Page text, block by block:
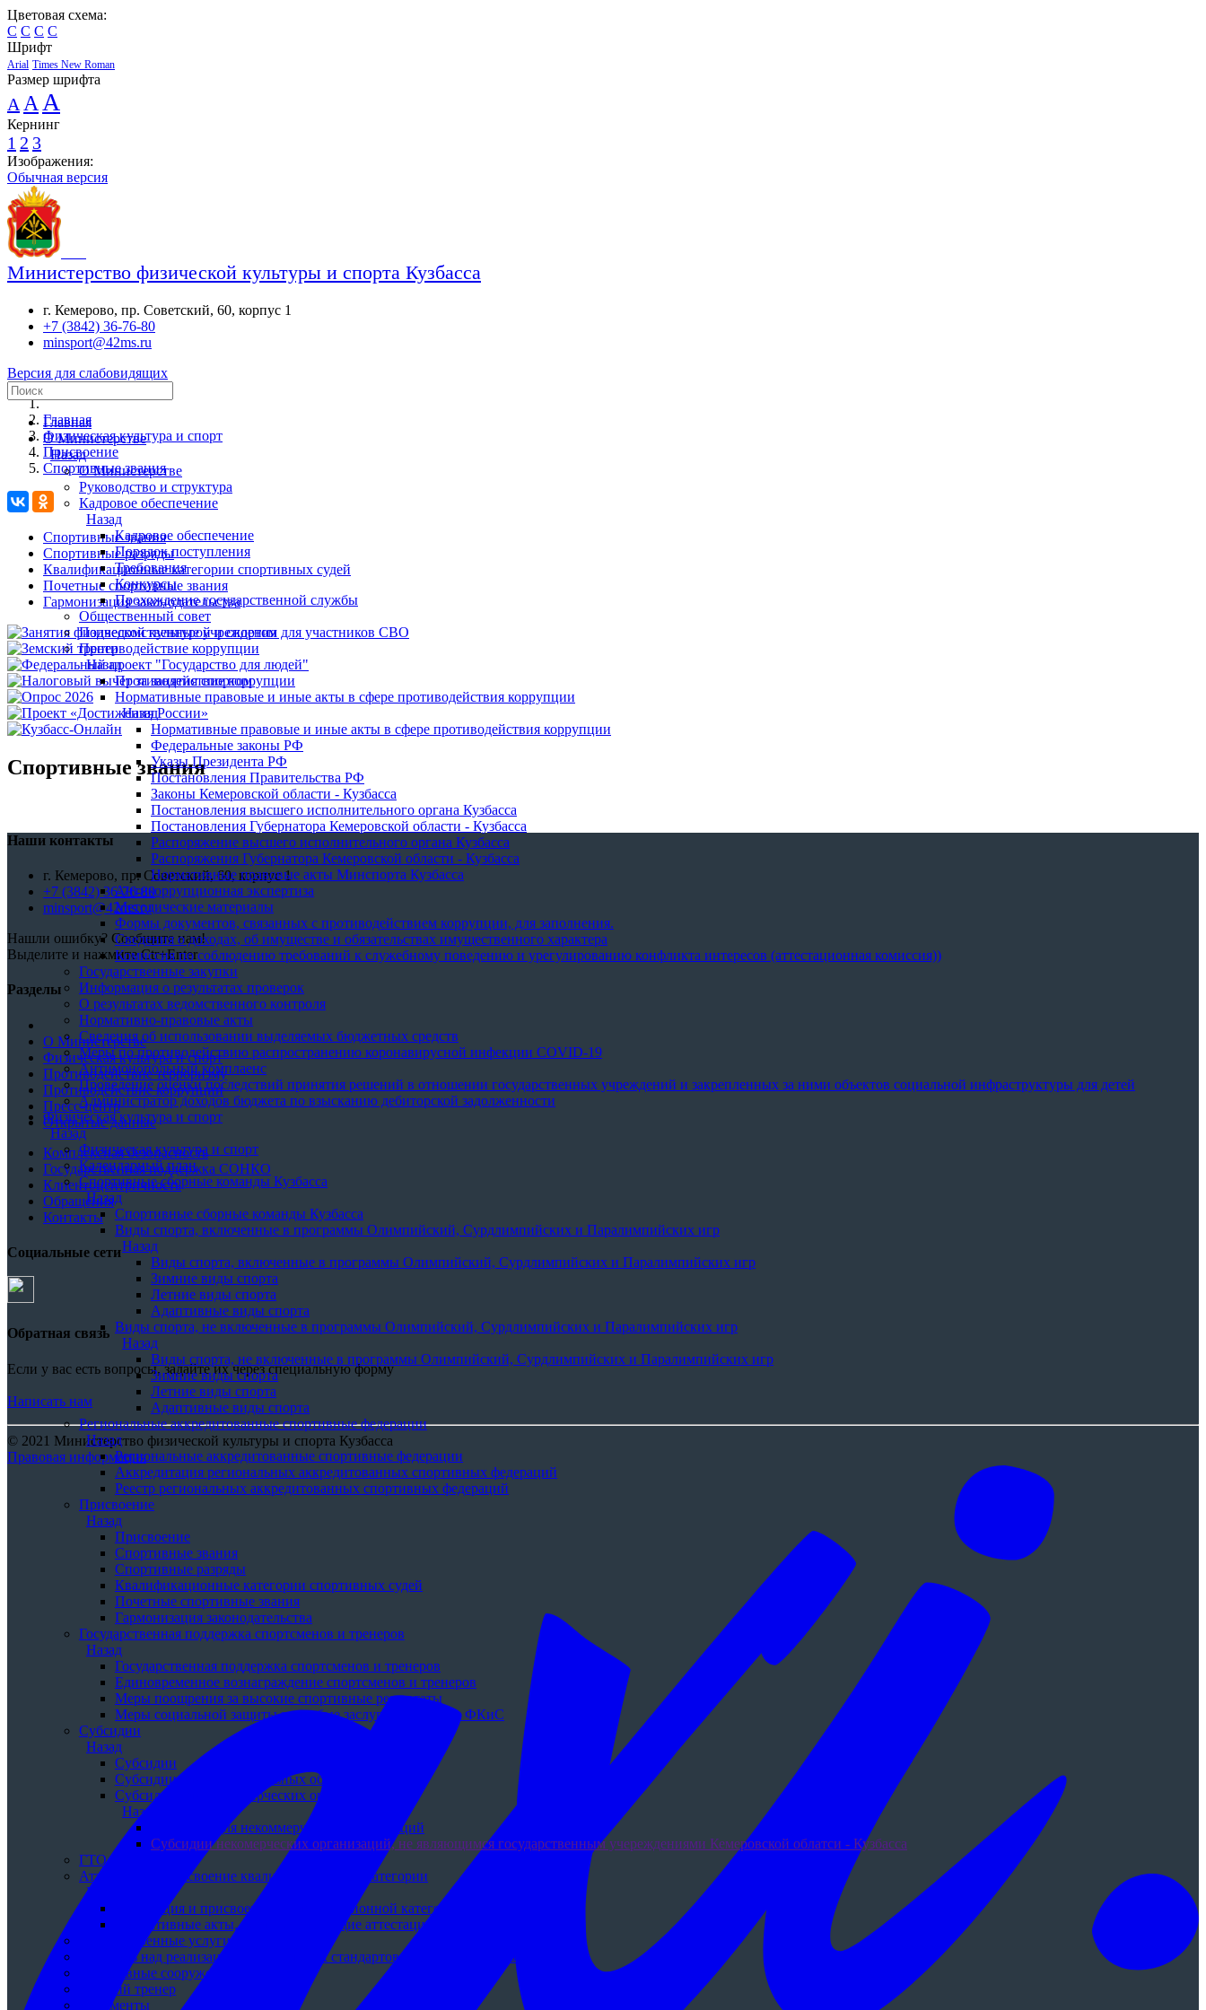
Цветовая схема:
C C C C
Шрифт
Arial Times New Roman
Размер шрифта
A A A
Кернинг
1 2 3
Изображения:
Обычная версия
Министерство физической культуры и спорта Кузбасса
г. Кемерово, пр. Советский, 60, корпус 1
+7 (3842) 36-76-80
minsport@42ms.ru
Версия для слабовидящих
Главная
О Министерстве
Назад
О Министерстве
Руководство и структура
Кадровое обеспечение
Назад
Кадровое обеспечение
Порядок поступления
Требования
Конкурсы
Прохождение государственной службы
Общественный совет
Подведомственные учреждения
Противодействие коррупции
Назад
Противодействие коррупции
Нормативные правовые и иные акты в сфере противодействия коррупции
Назад
Нормативные правовые и иные акты в сфере противодействия коррупции
Федеральные законы РФ
Указы Президента РФ
Постановления Правительства РФ
Законы Кемеровской области - Кузбасса
Постановления высшего исполнительного органа Кузбасса
Постановления Губернатора Кемеровской области - Кузбасса
Распоряжение высшего исполнительного органа Кузбасса
Распоряжения Губернатора Кемеровской области - Кузбасса
Нормативные правовые акты Минспорта Кузбасса
Антикоррупционная экспертиза
Методические материалы
Формы документов, связанных с противодействием коррупции, для заполнения.
Сведения о доходах, об имуществе и обязательствах имущественного характера
Комиссия по соблюдению требований к служебному поведению и урегулированию конфликта интересов (аттестационная комиссия))
Государственные закупки
Информация о результатах проверок
О результатах ведомственного контроля
Нормативно-правовые акты
Сведения об использовании выделяемых бюджетных средств
Меры по противодействию распространению коронавирусной инфекции COVID-19
Антимонопольный комплаенс
Проведение оценки последствий принятия решений в отношении государственных учреждений и закрепленных за ними объектов социальной инфраструктуры для детей
Администратор доходов бюджета по взысканию дебиторской задолженности
Физическая культура и спорт
Назад
Физическая культура и спорт
Календарный план
Спортивные сборные команды Кузбасса
Назад
Спортивные сборные команды Кузбасса
Виды спорта, включенные в программы Олимпийский, Сурдлимпийских и Паралимпийских игр
Назад
Виды спорта, включенные в программы Олимпийский, Сурдлимпийских и Паралимпийских игр
Зимние виды спорта
Летние виды спорта
Адаптивные виды спорта
Виды спорта, не включенные в программы Олимпийский, Сурдлимпийских и Паралимпийских игр
Назад
Виды спорта, не включенные в программы Олимпийский, Сурдлимпийских и Паралимпийских игр
Зимние виды спорта
Летние виды спорта
Адаптивные виды спорта
Региональные аккредитованные спортивные федерации
Назад
Региональные аккредитованные спортивные федерации
Аккредитация региональных аккредитованных спортивных федераций
Реестр региональных аккредитованных спортивных федераций
Присвоение
Назад
Присвоение
Спортивные звания
Спортивные разряды
Квалификационные категории спортивных судей
Почетные спортивные звания
Гармонизация законодательства
Государственная поддержка спортсменов и тренеров
Назад
Государственная поддержка спортсменов и тренеров
Единовременное вознаграждение спортсменов и тренеров
Меры поощрения за высокие спортивные результаты
Меры социальной защиты за особые заслуги в развитии ФКиС
Субсидии
Назад
Субсидии
Субсидии для муниципальных образований
Субсидии для некоммерческих организаций
Назад
Субсидии для некоммерческих организаций
Субсидии некомерческих организаций, не являющимся государственным учереждениями Кемеровской облатси - Кузбасса
ГТО
Аттестация и присвоение квалификационной категории
Назад
Аттестация и присвоение квалификационной категории
Нормативные акты, регламентирующие аттестацию
Государственные услуги
Контроль над реализацией федеральных стандартов спортивной подготовки
Спортивные сооружения
Земский тренер
Документы
Главная
Физическая культура и спорт
Присвоение
Спортивные звания
Спортивные звания
Спортивные разряды
Квалификационные категории спортивных судей
Почетные спортивные звания
Гармонизация законодательства
Спортивные звания
Наши контакты
г. Кемерово, пр. Советский, 60, корпус 1
+7 (3842) 36-76-80
minsport@42ms.ru
Нашли ошибку? Сообщите нам!
Выделите и нажмите Ctr+Enter
Разделы
О Министерстве
Физическая культура и спорт
Противодействие терроризму
Противодействие коррупции
Пресс-центр
Открытые данные
Комплексная безопасность
Государственная поддержка СОНКО
Клиентоцентричность
Обращения
Контакты
Социальные сети
Обратная связь
Если у вас есть вопросы, задайте их через специальную форму
Написать нам
© 2021 Министерство физической культуры и спорта Кузбасса
Правовая информация